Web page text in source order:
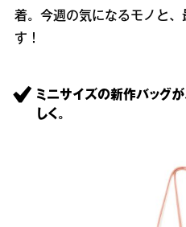
着。今週の気になるモノと
す！
ミニサイズの新作バッグ
しく。